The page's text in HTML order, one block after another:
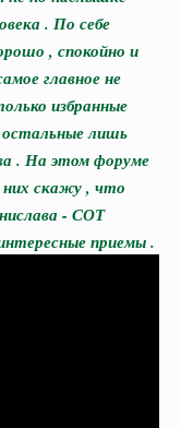
. По себе
, спокойно и
главное не
избранные
лишь
. На этом форуме
них скажу , что
- СОТ
приемы .